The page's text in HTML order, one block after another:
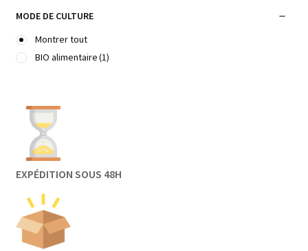
MODE DE CULTURE
Montrer tout
BIO alimentaire(1)
EXPÉDITION SOUS 48H